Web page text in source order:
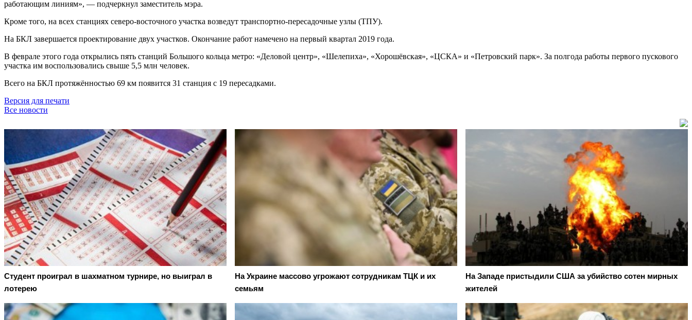
работающим линиям», — подчеркнул заместитель мэра.
Кроме того, на всех станциях северо-восточного участка возведут транспортно-пересадочные узлы (ТПУ).
На БКЛ завершается проектирование двух участков. Окончание работ намечено на первый квартал 2019 года.
В феврале этого года открылись пять станций Большого кольца метро: «Деловой центр», «Шелепиха», «Хорошёвская», «ЦСКА» и «Петровский парк». За полгода работы первого пускового
участка им воспользовались свыше 5,5 млн человек.
Всего на БКЛ протяжённостью 69 км появится 31 станция с 19 пересадками.
Версия для печати
Все новости
Студент проиграл в шахматном турнире, но выиграл в
лотерею
На Украине массово угрожают сотрудникам ТЦК и их
семьям
На Западе пристыдили США за убийство сотен мирных
жителей